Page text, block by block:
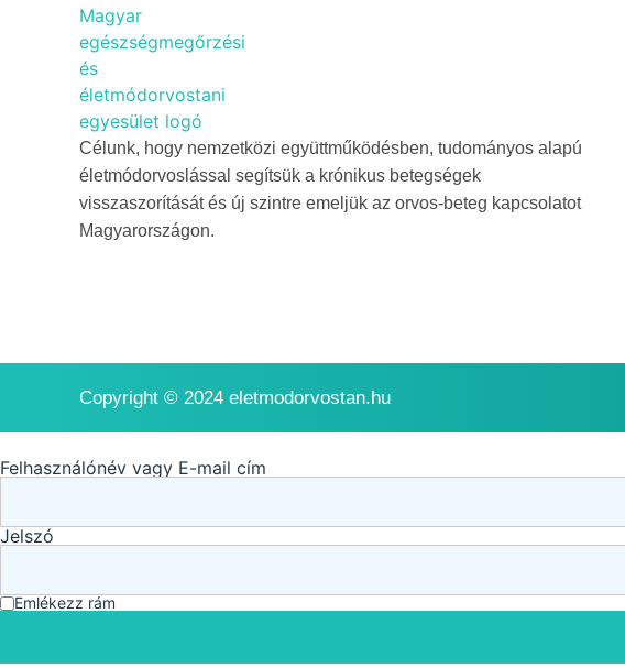
Célunk, hogy nemzetközi együttműködésben, tudományos alapú
életmódorvoslással segítsük a krónikus betegségek
visszaszorítását és új szintre emeljük az orvos-beteg kapcsolatot
Magyarországon.
Copyright © 2024 eletmodorvostan.hu
Felhasználónév vagy E-mail cím
Jelszó
Emlékezz rám